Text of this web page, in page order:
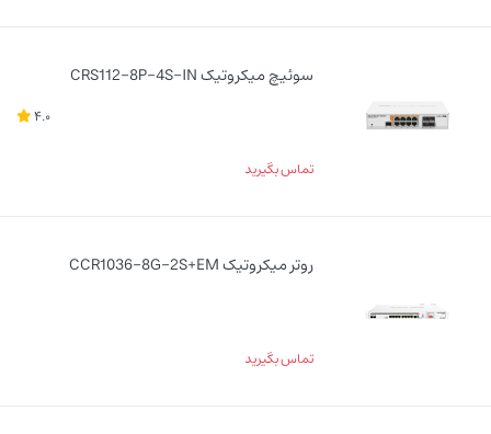
سوئیچ میکروتیک CRS112-8P-4S-IN
4.0
تماس بگیرید
روتر میکروتیک CCR1036-8G-2S+EM
تماس بگیرید